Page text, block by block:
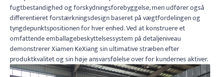
fugtbestandighed og forskydningsforebyggelse, men udfører også
differentieret forstærkningsdesign baseret på vægtfordelingen og
tyngdepunktspositionen for hver enhed. Ved at konstruere et
omfattende emballagebeskyttelsessystem på detaljeniveau
demonstrerer Xiamen KeXiang sin ultimative stræben efter
produktkvalitet og sin høje ansvarsfølelse over for kundernes aktiver.